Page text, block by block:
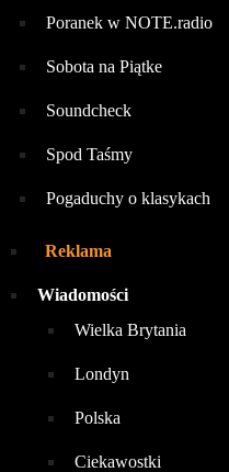
Poranek w NOTE.radio
Sobota na Piątke
Soundcheck
Spod Taśmy
Pogaduchy o klasykach
Reklama
Wiadomości
Wielka Brytania
Londyn
Polska
Ciekawostki